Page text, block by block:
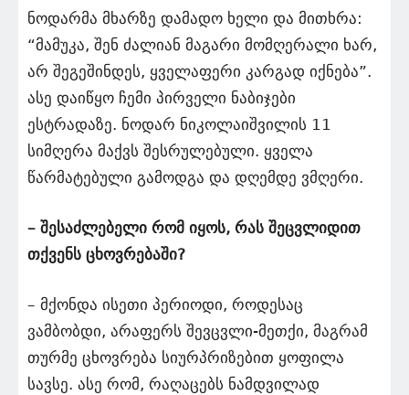
ნოდარმა მხარზე დამადო ხელი და მითხრა:
“მამუკა, შენ ძალიან მაგარი მომღერალი ხარ,
არ შეგეშინდეს, ყველაფერი კარგად იქნება”.
ასე დაიწყო ჩემი პირველი ნაბიჯები
ესტრადაზე. ნოდარ ნიკოლაიშვილის 11
სიმღერა მაქვს შესრულებული. ყველა
წარმატებული გამოდგა და დღემდე ვმღერი.
– შესაძლებელი რომ იყოს, რას შეცვლიდით
თქვენს ცხოვრებაში?
– მქონდა ისეთი პერიოდი, როდესაც
ვამბობდი, არაფერს შევცვლი-მეთქი, მაგრამ
თურმე ცხოვრება სიურპრიზებით ყოფილა
სავსე. ასე რომ, რაღაცებს ნამდვილად